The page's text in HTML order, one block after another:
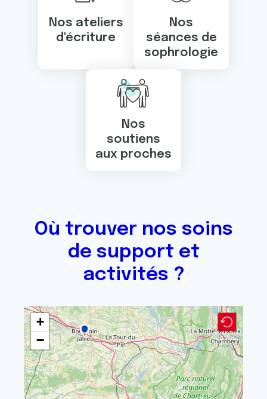
Nos ateliers
d'écriture
Nos
séances de
sophrologie
Nos
soutiens
aux proches
Où trouver nos soins
de support et
activités ?
+
−